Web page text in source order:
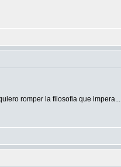
romper la filosofia que impera...